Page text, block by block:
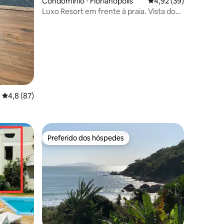
4,8 de uma avaliação média de 5, 87 avaliações
4,8 (87)
Luxo Resort em frente à praia. Vista do
Preferido dos hóspedes
Preferido dos hóspedes